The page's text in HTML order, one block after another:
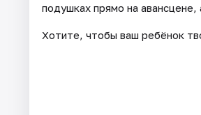
подушках прямо на авансцене,
Хотите, чтобы ваш ребёнок